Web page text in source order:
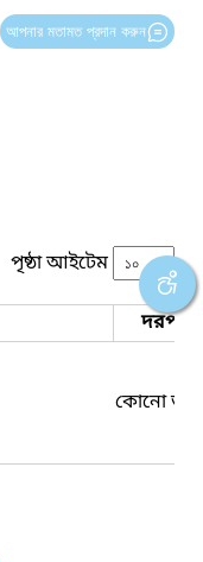
আপনার মতামত প্রদান করুন
পৃষ্ঠা আইটেম
দরপত্র
কোনো তথ্য